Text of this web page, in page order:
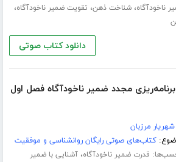
ناخودآگاه،شناخت ذهن، تقویت ضمیر ناخودآگاه،
دانلود کتاب صوتی
مجدد ضمیر ناخودآگاه فصل اول
شهریار مرزبان
کتاب‌های صوتی رایگان روانشناسی و موفقیت
قدرت ضمیر ناخودآگاه،آشنایی با ضمیر